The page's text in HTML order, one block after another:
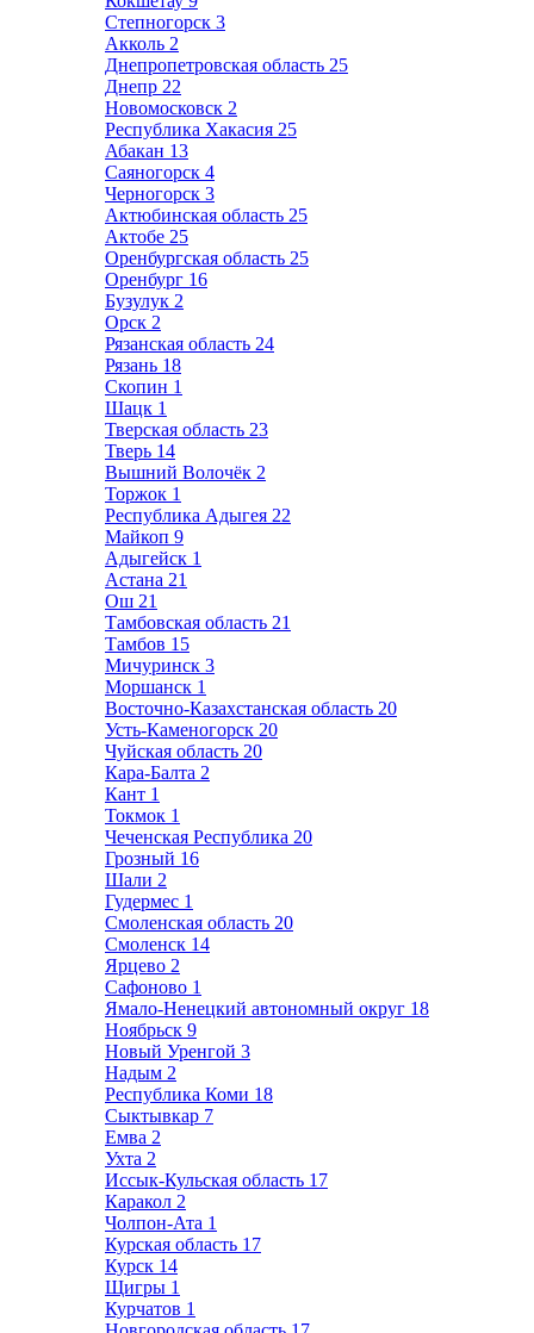
Степногорск 3
Акколь 2
Днепропетровская область 25
Днепр 22
Новомосковск 2
Республика Хакасия 25
Абакан 13
Саяногорск 4
Черногорск 3
Актюбинская область 25
Актобе 25
Оренбургская область 25
Оренбург 16
Бузулук 2
Орск 2
Рязанская область 24
Рязань 18
Скопин 1
Шацк 1
Тверская область 23
Тверь 14
Вышний Волочёк 2
Торжок 1
Республика Адыгея 22
Майкоп 9
Адыгейск 1
Астана 21
Ош 21
Тамбовская область 21
Тамбов 15
Мичуринск 3
Моршанск 1
Восточно-Казахстанская область 20
Усть-Каменогорск 20
Чуйская область 20
Кара-Балта 2
Кант 1
Токмок 1
Чеченская Республика 20
Грозный 16
Шали 2
Гудермес 1
Смоленская область 20
Смоленск 14
Ярцево 2
Сафоново 1
Ямало-Ненецкий автономный округ 18
Ноябрьск 9
Новый Уренгой 3
Надым 2
Республика Коми 18
Сыктывкар 7
Емва 2
Ухта 2
Иссык-Кульская область 17
Каракол 2
Чолпон-Ата 1
Курская область 17
Курск 14
Щигры 1
Курчатов 1